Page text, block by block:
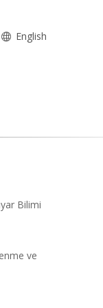
English
Bilimi
ve